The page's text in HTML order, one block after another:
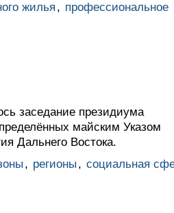
жилья , профессиональное
заседание президиума
майским Указом
Дальнего Востока.
, регионы , социальная